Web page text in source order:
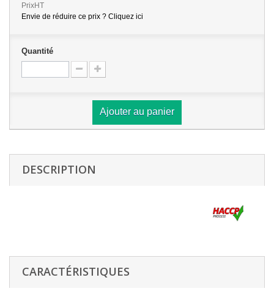
PrixHT
Envie de réduire ce prix ? Cliquez ici
Quantité
Ajouter au panier
DESCRIPTION
CARACTÉRISTIQUES